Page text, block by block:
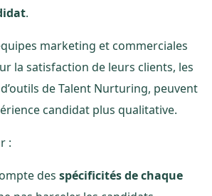
.
marketing et commerciales
la satisfaction de leurs clients, les
de Talent Nurturing, peuvent
candidat plus qualitative.
:
des spécificités de chaque